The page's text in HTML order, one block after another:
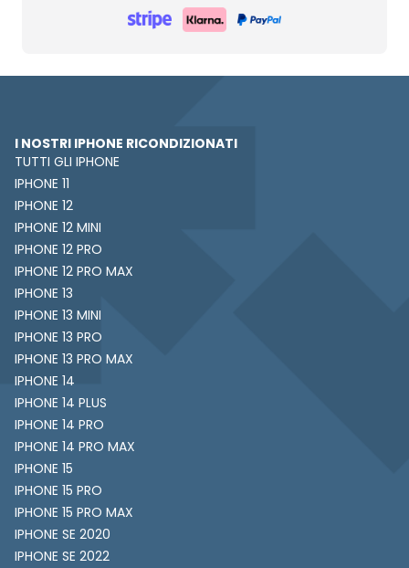
I NOSTRI IPHONE RICONDIZIONATI
TUTTI GLI IPHONE
IPHONE 11
IPHONE 12
IPHONE 12 MINI
IPHONE 12 PRO
IPHONE 12 PRO MAX
IPHONE 13
IPHONE 13 MINI
IPHONE 13 PRO
IPHONE 13 PRO MAX
IPHONE 14
IPHONE 14 PLUS
IPHONE 14 PRO
IPHONE 14 PRO MAX
IPHONE 15
IPHONE 15 PRO
IPHONE 15 PRO MAX
IPHONE SE 2020
IPHONE SE 2022